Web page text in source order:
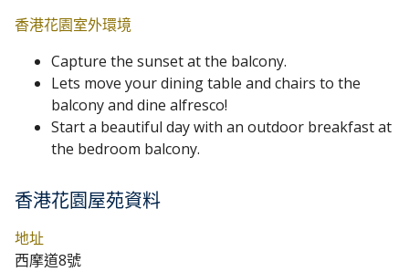
香港花園室外環境
Capture the sunset at the balcony.
Lets move your dining table and chairs to the
balcony and dine alfresco!
Start a beautiful day with an outdoor breakfast at
the bedroom balcony.
香港花園屋苑資料
地址
西摩道8號